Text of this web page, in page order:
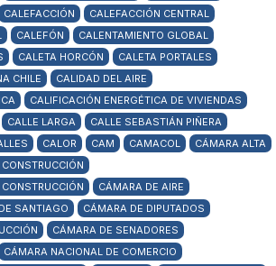
CALEFACCIÓN
CALEFACCIÓN CENTRAL
CALEFÓN
CALENTAMIENTO GLOBAL
CALETA HORCÓN
CALETA PORTALES
CHILE
CALIDAD DEL AIRE
CALIFICACIÓN ENERGÉTICA DE VIVIENDAS
CALLE LARGA
CALLE SEBASTIÁN PIÑERA
CALOR CAM CAMACOL
CÁMARA ALTA
CÁMARA DE AIRE
SANTIAGO
CÁMARA DE DIPUTADOS
CÁMARA DE SENADORES
CÁMARA NACIONAL DE COMERCIO